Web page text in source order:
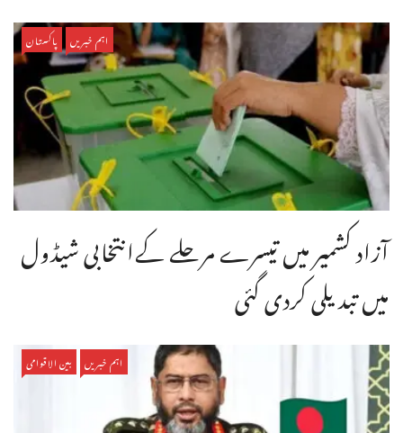
اہم خبریں پاکستان
آزاد کشمیر میں تیسرے مرحلے کےانتخابی شیڈول
میں تبدیلی کردی گئی
اہم خبریں بین الاقوامی